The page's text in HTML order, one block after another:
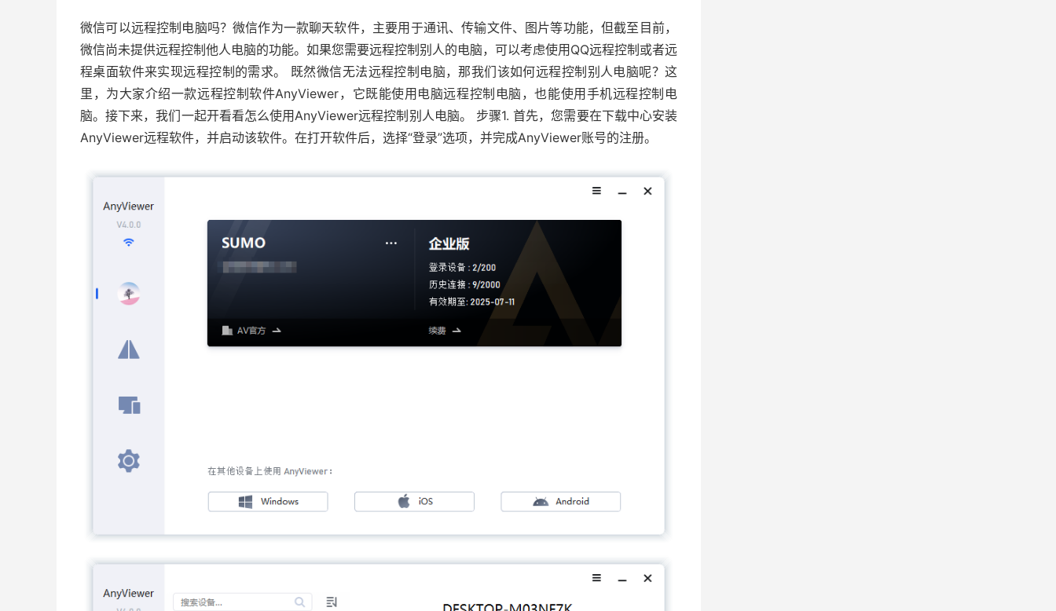
微信可以远程控制电脑吗？微信作为一款聊天软件，主要用于通讯、传输文件、图片等功能，但截至目前，
微信尚未提供远程控制他人电脑的功能。如果您需要远程控制别人的电脑，可以考虑使用QQ远程控制或者远
程桌面软件来实现远程控制的需求。 既然微信无法远程控制电脑，那我们该如何远程控制别人电脑呢？这
里，为大家介绍一款远程控制软件AnyViewer，它既能使用电脑远程控制电脑，也能使用手机远程控制电
脑。接下来，我们一起开看看怎么使用AnyViewer远程控制别人电脑。 步骤1. 首先，您需要在下载中心安装
AnyViewer远程软件，并启动该软件。在打开软件后，选择“登录”选项，并完成AnyViewer账号的注册。